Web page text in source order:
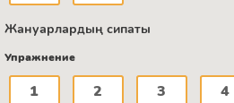
Жануарлардың сипаты
Упражнение
1 2 3 4